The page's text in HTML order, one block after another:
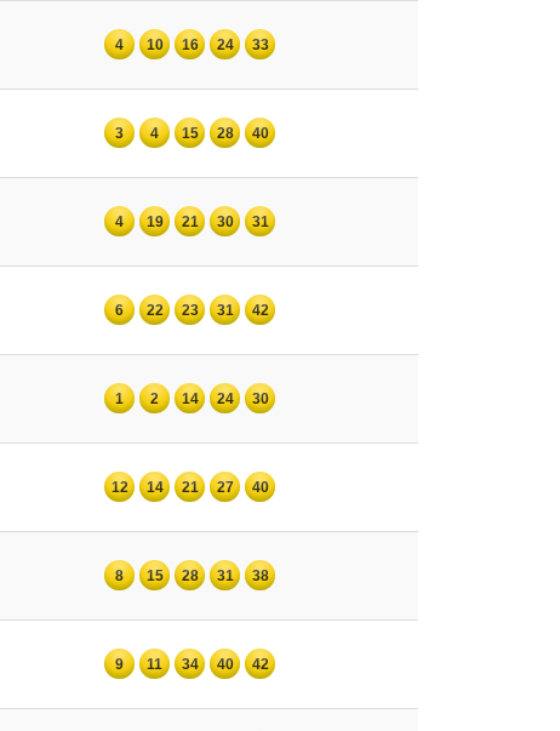
4 10 16 24 33
3 4 15 28 40
4 19 21 30 31
6 22 23 31 42
1 2 14 24 30
12 14 21 27 40
8 15 28 31 38
9 11 34 40 42